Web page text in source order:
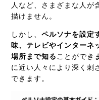
人など、さまざまな人が
描けません。
しかし、ペルソナを設定
味、テレビやインターネ
場所まで知る ことができ
に近い人々により深く刺
できます。